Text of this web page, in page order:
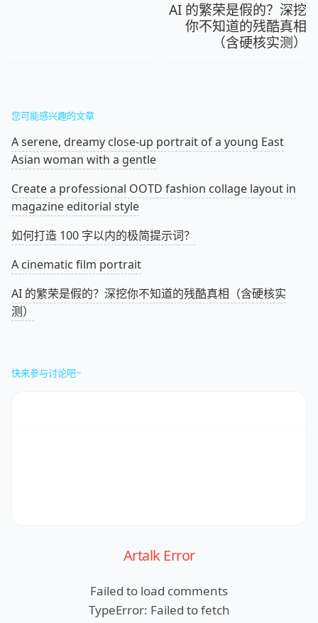
AI 的繁荣是假的？深挖
你不知道的残酷真相
（含硬核实测）
您可能感兴趣的文章
A serene, dreamy close-up portrait of a young East
Asian woman with a gentle
Create a professional OOTD fashion collage layout in
magazine editorial style
如何打造 100 字以内的极简提示词？
A cinematic film portrait
AI 的繁荣是假的？深挖你不知道的残酷真相（含硬核实
测）
快来参与讨论吧~
Artalk Error
Failed to load comments
TypeError: Failed to fetch